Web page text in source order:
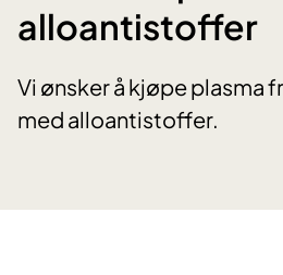
alloantistoffer
Vi ønsker å kjøpe plasma
med alloantistoffer.